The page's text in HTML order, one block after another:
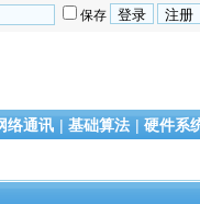
保存
络通讯 | 基础算法 | 硬件系